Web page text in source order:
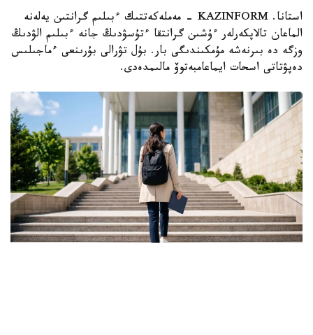
استانا. KAZINFORM - مەملەكەتتىك ءبىلىم گرانتىن يەلەنە
الماعان تالاپكەرلەر ءۇشىن گرانتقا ءتۇسۋدىڭ جانە ءبىلىم الۋدىڭ
وزگە دە بىرنەشە مۇمكىندىگى بار. بۇل تۋرالى بۇرىنعى ءماجىلىس
دەپۋتاتى اسحات ايماعامبەتوۆ مالىمدەدى.